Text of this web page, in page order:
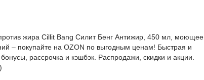
жира Cillit Bang Силит Бенг Антижир, 450 мл, моющее
– покупайте на OZON по выгодным ценам! Быстрая и
рассрочка и кэшбэк. Распродажи, скидки и акции.